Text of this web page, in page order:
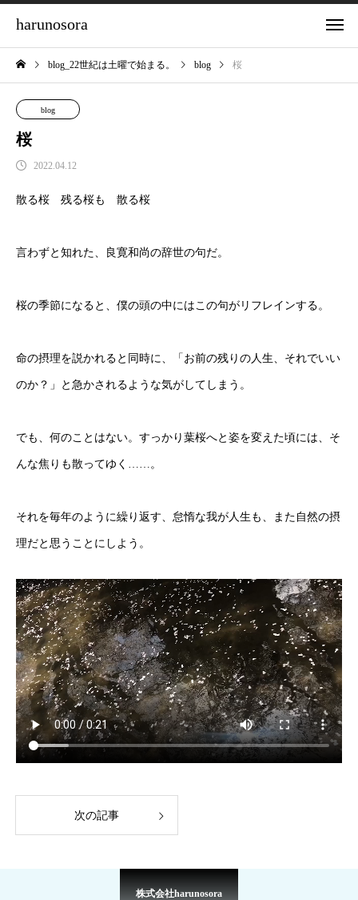
harunosora
blog_22世紀は土曜で始まる。 blog 桜
blog
桜
2022.04.12
散る桜 残る桜も 散る桜
言わずと知れた、良寛和尚の辞世の句だ。
桜の季節になると、僕の頭の中にはこの句がリフレインする。
命の摂理を説かれると同時に、「お前の残りの人生、それでいい
のか？」と急かされるような気がしてしまう。
でも、何のことはない。すっかり葉桜へと姿を変えた頃には、そ
んな焦りも散ってゆく……。
それを毎年のように繰り返す、怠惰な我が人生も、また自然の摂
理だと思うことにしよう。
次の記事
株式会社harunosora